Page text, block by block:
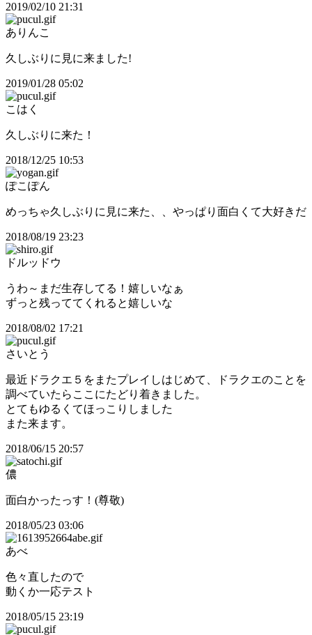
2019/02/10 21:31
ありんこ
久しぶりに見に来ました!
2019/01/28 05:02
こはく
久しぶりに来た！
2018/12/25 10:53
ぽこぽん
めっちゃ久しぶりに見に来た、、やっぱり面白くて大好きだ
2018/08/19 23:23
ドルッドウ
うわ～まだ生存してる！嬉しいなぁ
ずっと残っててくれると嬉しいな
2018/08/02 17:21
さいとう
最近ドラクエ５をまたプレイしはじめて、ドラクエのことを
調べていたらここにたどり着きました。
とてもゆるくてほっこりしました
また来ます。
2018/06/15 20:57
儂
面白かったっす！(尊敬)
2018/05/23 03:06
あべ
色々直したので
動くか一応テスト
2018/05/15 23:19